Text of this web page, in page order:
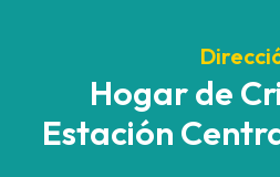
Hogar de
Estación